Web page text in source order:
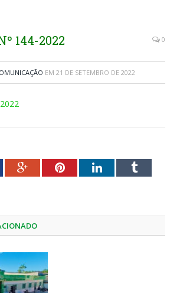
144-2022 0
EM 21 DE SETEMBRO DE 2022
Google+PinterestLinkedInTumblr